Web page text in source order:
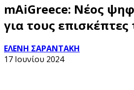
mAiGreece: Νέος
για τους επισκέπτες
ΕΛΕΝΗ ΣΑΡΑΝΤΑΚΗ
17 Ιουνίου 2024